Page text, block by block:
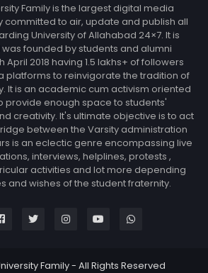
Family is the largest digital media
committed to air, update and publish all
University of Allahabad 24×7. It is
founded by students and alumni
April 2018 having 1.5 lakhs+ of followers
platforms to reinvigorate the tradition of
It is an academic cum activism oriented
provide enough space to students'
creativity. It's ultimate objective is to act
between the Varsity administration
is an eclectic genre encompassing live
interviews, helplines, protests ,
activities and lot more depending
and wishes of the student fraternity.
Family - All Rights Reserved